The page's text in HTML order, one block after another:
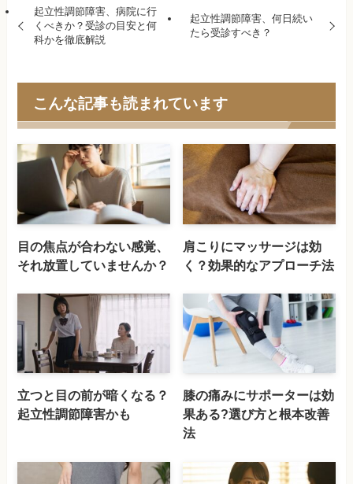
起立性調節障害、病院に行
くべきか？受診の目安と何
科かを徹底解説
起立性調節障害、何日続い
たら受診すべき？
こんな記事も読まれています
目の焦点が合わない感覚、
それ放置していませんか？
肩こりにマッサージは効
く？効果的なアプローチ法
立つと目の前が暗くなる？
起立性調節障害かも
膝の痛みにサポーターは効
果ある?選び方と根本改善
法